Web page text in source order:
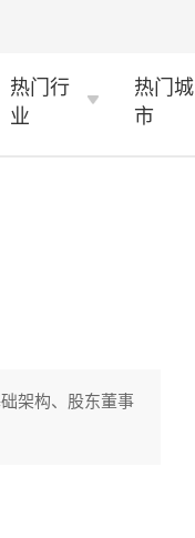
热门行
业
热门城
市
架构、股东董事